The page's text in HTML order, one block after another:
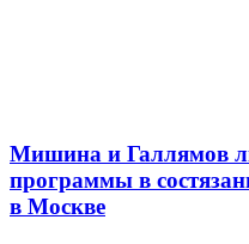
Мишина и Галлямов
программы в
в Москве